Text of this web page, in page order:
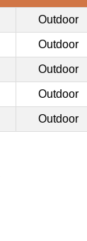
Outdoor
Outdoor
Outdoor
Outdoor
Outdoor